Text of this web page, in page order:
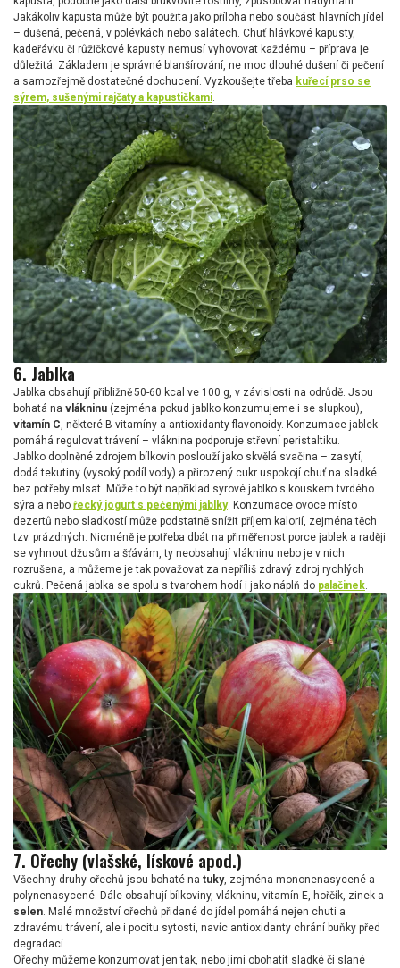
Jakákoliv kapusta může být použita jako příloha nebo součást hlavních jídel
– dušená, pečená, v polévkách nebo salátech. Chuť hlávkové kapusty,
kadeřávku či růžičkové kapusty nemusí vyhovovat každému – příprava je
důležitá. Základem je správné blanšírování, ne moc dlouhé dušení či pečení
a samozřejmě dostatečné dochucení. Vyzkoušejte třeba kuřecí prso se
sýrem, sušenými rajčaty a kapustičkami.
6. Jablka
Jablka obsahují přibližně 50-60 kcal ve 100 g, v závislosti na odrůdě. Jsou
bohatá na vlákninu (zejména pokud jablko konzumujeme i se slupkou),
vitamín C , některé B vitamíny a antioxidanty flavonoidy. Konzumace jablek
pomáhá regulovat trávení – vláknina podporuje střevní peristaltiku.
Jablko doplněné zdrojem bílkovin poslouží jako skvělá svačina – zasytí,
dodá tekutiny (vysoký podíl vody) a přirozený cukr uspokojí chuť na sladké
bez potřeby mlsat. Může to být například syrové jablko s kouskem tvrdého
sýra a nebo řecký jogurt s pečenými jablky. Konzumace ovoce místo
dezertů nebo sladkostí může podstatně snížit příjem kalorií, zejména těch
tzv. prázdných. Nicméně je potřeba dbát na přiměřenost porce jablek a raději
se vyhnout džusům a šťávám, ty neobsahují vlákninu nebo je v nich
rozrušena, a můžeme je tak považovat za nepříliš zdravý zdroj rychlých
cukrů. Pečená jablka se spolu s tvarohem hodí i jako náplň do palačinek
7. Ořechy (vlašské, lískové apod.)
Všechny druhy ořechů jsou bohaté na tuky, zejména mononenasycené a
polynenasycené. Dále obsahují bílkoviny, vlákninu, vitamín E, hořčík, zinek a
selen. Malé množství ořechů přidané do jídel pomáhá nejen chuti a
zdravému trávení, ale i pocitu sytosti, navíc antioxidanty chrání buňky před
degradací.
Ořechy můžeme konzumovat jen tak, nebo jimi obohatit sladké či slané